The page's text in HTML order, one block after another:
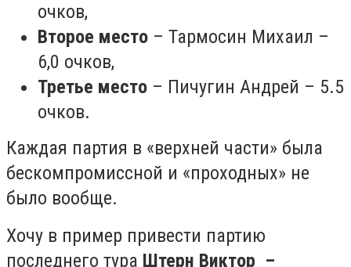
очков,
Второе место – Тармосин Михаил –
6,0 очков,
Третье место – Пичугин Андрей – 5.5
очков.
Каждая партия в «верхней части» была
бескомпромиссной и «проходных» не
было вообще.
Хочу в пример привести партию
последнего тура Штерн Виктор –